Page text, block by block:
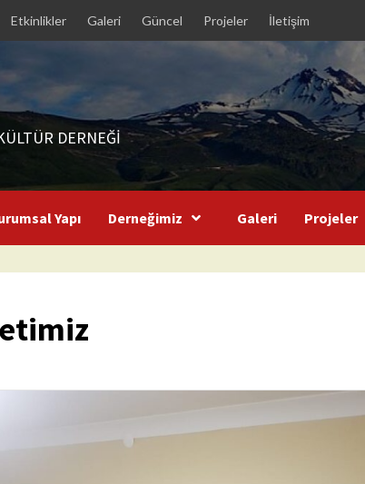
Etkinlikler Galeri Güncel Projeler İletişim
DERNEĞİ
Yapı Derneğimiz Galeri Projeler